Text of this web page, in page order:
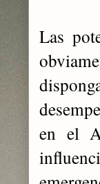
Las
en el